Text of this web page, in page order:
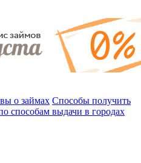
о займах Способы получить
способам выдачи в городах